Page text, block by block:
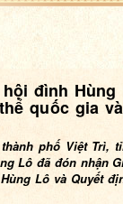
đình
quốc gia
phố Việt Trì,
Lô đã đón nhận
Lô và Quyết